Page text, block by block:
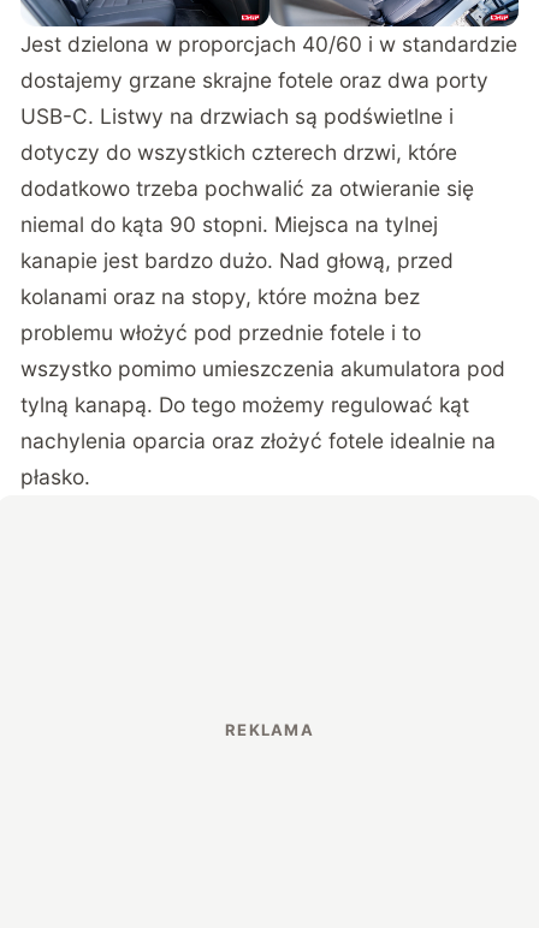
Jest dzielona w proporcjach 40/60 i w standardzie
dostajemy grzane skrajne fotele oraz dwa porty
USB-C. Listwy na drzwiach są podświetlne i
dotyczy do wszystkich czterech drzwi, które
dodatkowo trzeba pochwalić za otwieranie się
niemal do kąta 90 stopni. Miejsca na tylnej
kanapie jest bardzo dużo. Nad głową, przed
kolanami oraz na stopy, które można bez
problemu włożyć pod przednie fotele i to
wszystko pomimo umieszczenia akumulatora pod
tylną kanapą. Do tego możemy regulować kąt
nachylenia oparcia oraz złożyć fotele idealnie na
płasko.